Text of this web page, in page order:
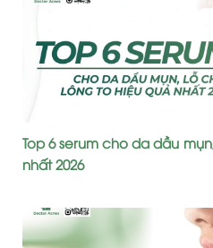
Top 6 serum cho da dầu
nhất 2026